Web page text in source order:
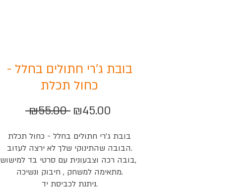
בובת ג'רי חתולים בחלל -
כחול תכלת
₪55.00 Regular
₪45.00
בובת ג'רי חתולים בחלל - כחול תכלת
הבובה שהתינוקי שלך לא ירצה לעזוב.
בובה רכה וצבעונית עם סרטי בד למישוש,
מתאימה למשחק , חיבוק ונשיכה.
ניתנת לכביסת יד.